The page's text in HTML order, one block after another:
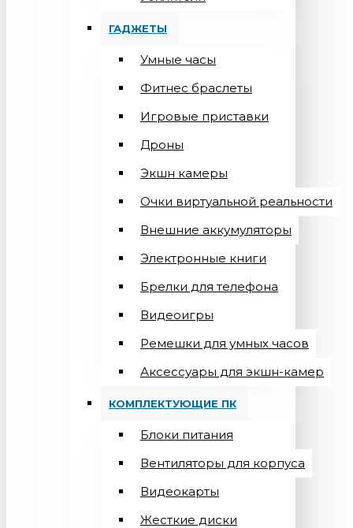
ГАДЖЕТЫ
Умные часы
Фитнес браслеты
Игровые приставки
Дроны
Экшн камеры
Очки виртуальной реальности
Внешние аккумуляторы
Электронные книги
Брелки для телефона
Видеоигры
Ремешки для умных часов
Аксессуары для экшн-камер
КОМПЛЕКТУЮЩИЕ ПК
Блоки питания
Вентиляторы для корпуса
Видеокарты
Жесткие диски